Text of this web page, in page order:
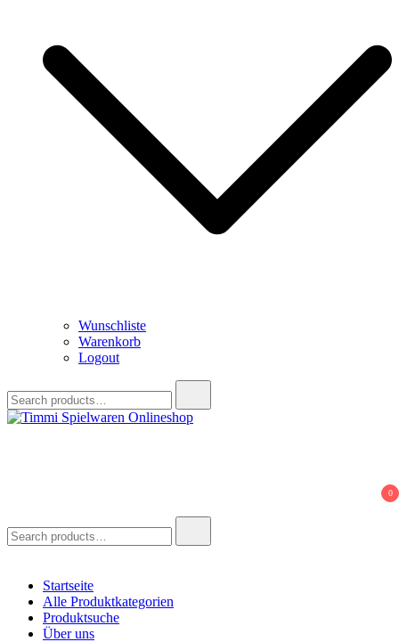
Wunschliste
Warenkorb
Logout
for:
0
for:
Startseite
Alle Produktkategorien
Produktsuche
Über uns